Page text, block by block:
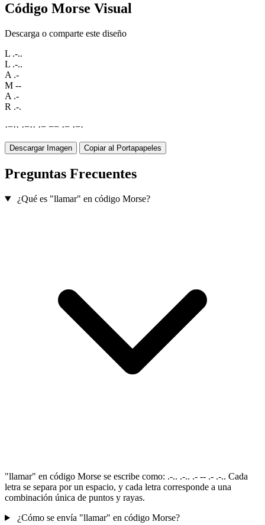
Código Morse Visual
Descarga o comparte este diseño
L .-..
L .-..
A .-
M --
A .-
R .-.
·−·· ·−·· ·− −− ·− ·−·
Descargar Imagen Copiar al Portapapeles
Preguntas Frecuentes
¿Qué es "llamar" en código Morse?
"llamar" en código Morse se escribe como: .-.. .-.. .- -- .- .-.. Cada
letra se separa por un espacio, y cada letra corresponde a una
combinación única de puntos y rayas.
¿Cómo se envía "llamar" en código Morse?